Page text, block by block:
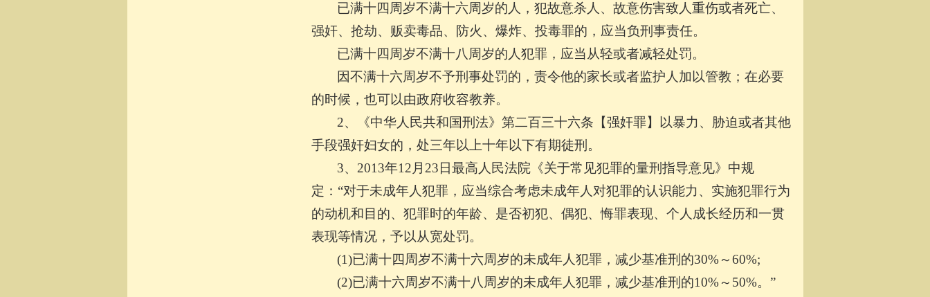
已满十四周岁不满十六周岁的人，犯故意杀人、故意伤害致人重伤或者死亡、
强奸、抢劫、贩卖毒品、防火、爆炸、投毒罪的，应当负刑事责任。
已满十四周岁不满十八周岁的人犯罪，应当从轻或者减轻处罚。
因不满十六周岁不予刑事处罚的，责令他的家长或者监护人加以管教；在必要
的时候，也可以由政府收容教养。
2、《中华人民共和国刑法》第二百三十六条【强奸罪】以暴力、胁迫或者其他
手段强奸妇女的，处三年以上十年以下有期徒刑。
3、2013年12月23日最高人民法院《关于常见犯罪的量刑指导意见》中规
定：“对于未成年人犯罪，应当综合考虑未成年人对犯罪的认识能力、实施犯罪行为
的动机和目的、犯罪时的年龄、是否初犯、偶犯、悔罪表现、个人成长经历和一贯
表现等情况，予以从宽处罚。
(1)已满十四周岁不满十六周岁的未成年人犯罪，减少基准刑的30%～60%;
(2)已满十六周岁不满十八周岁的未成年人犯罪，减少基准刑的10%～50%。”